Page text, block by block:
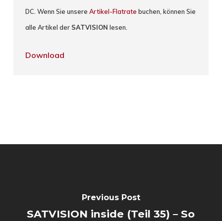
DC. Wenn Sie unsereArtikel-Flatrate buchen, können Sie
alle Artikel der SATVISION lesen.
Download
Previous Post
SATVISION inside (Teil 35) – So